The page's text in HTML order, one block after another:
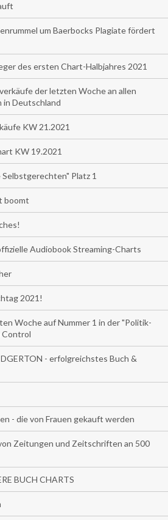
um Baerbocks Plagiate fördert
des ersten Chart-Halbjahres 2021
der letzten Woche an allen
in Deutschland
KW 21.2021
KW 19.2021
Platz 1
boomt
Audiobook Streaming-Charts
2021!
Woche auf Nummer 1 in der "Politik-
Control
- erfolgreichstes Buch &
- die von Frauen gekauft werden
Zeitungen und Zeitschriften an 500
BUCH CHARTS